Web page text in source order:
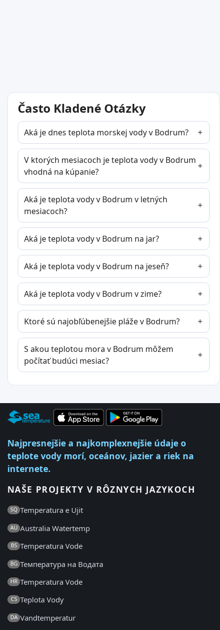
Často Kladené Otázky
Aká je dnes teplota morskej vody v Bodrum?
V ktorých mesiacoch je teplota vody v Bodrum
vhodná na kúpanie?
Aká je teplota vody v Bodrum v letných
mesiacoch?
Aká je teplota vody v Bodrum na jar?
Aká je teplota vody v Bodrum na jeseň?
Aká je teplota vody v Bodrum v zime?
Ktoré sú najobľúbenejšie pláže v Bodrum?
S akou teplotou mora v Bodrum môžem
počítať budúci mesiac?
Najpresnejšie a najkomplexnejšie údaje o
teplote vody morí, oceánov, jazier a riek na
internete.
NAŠE PROJEKTY V RÔZNYCH JAZYKOCH
SQ Temperatura e Ujit
AU Australia Watertemp
BS Temperatura Vode
BG Температура на Водата
HR Temperatura Vode
CS Teplota Vody
DA Vandtemperatur